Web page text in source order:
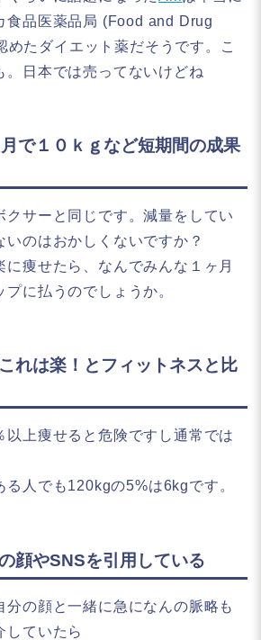
食品医薬品局 (Food and Drug
たダイエット薬だそうです。こ
。日本では売ってないけどね
で１０ｋｇなど短期間の成果
クサーと同じです。減量をしてい
いのはおかしくないですか？
に痩せたら、なんでみんな１ヶ月
に払うのでしょうか。
れは楽！とフィットネスと比
以上痩せると危険ですし通常では
る人でも120kgの5%は6kgです。
顔やSNSを引用している
分の顔と一緒に急になんの脈略も
していたら